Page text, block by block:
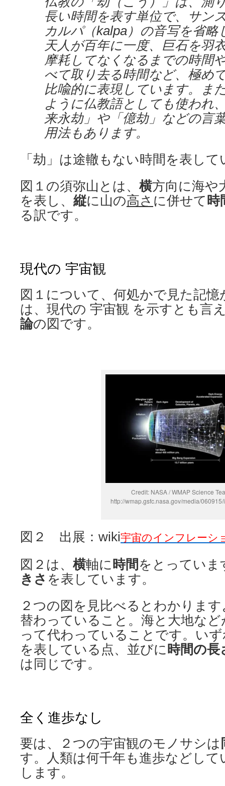
長い時間を表す単位で、サン
カルパ（kalpa）の音写を省略
天人が百年に一度、巨石を羽
摩耗してなくなるまでの時間
べて取り去る時間など、極め
比喩的に表現しています。ま
ように仏教語としても使われ
来永劫」や「億劫」などの言
用法もあります。
「劫」は途轍もない時間を表し
図１の須弥山とは、 横方向に海や
を表し、 縦に山の高さ に併せて 時
る訳です。
現代の 宇宙観
図１について、何処かで見た記
は、現代の 宇宙観 を示すとも言
論の図です。
Credit: NASA / WMAP Science
http://wmap.gsfc.nasa.gov/media/
図２ 出展：wiki宇宙のインフレーシ
図２は、 横軸に 時間 をとっていま
きさ を表しています。
２つの図を見比べるとわかりま
替わっていること。海と大地な
って代わっていることです。い
を表している点、並びに 時間の長
は同じです。
全く進歩なし
要は、２つの宇宙観のモノサシは
す。人類は何千年も進歩などし
します。